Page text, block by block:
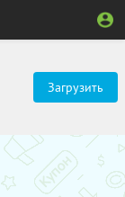
Загрузить